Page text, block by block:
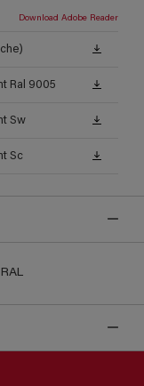
Download Adobe Reader
Ral 9005
Sw
Sc